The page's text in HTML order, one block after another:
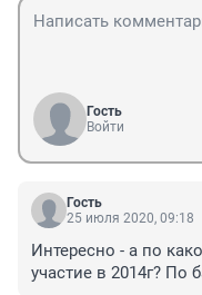
Гость
Войти
Гость
25 июля 2020, 09:18
Интересно - а по
участие в 2014г? По